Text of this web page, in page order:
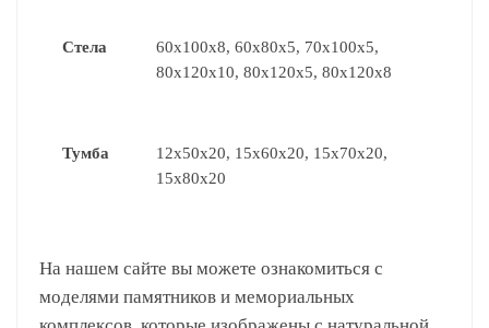
Стела
60x100x8, 60x80x5, 70x100x5,
80x120x10, 80x120x5, 80x120x8
Тумба
12x50x20, 15x60x20, 15x70x20,
15x80x20
На нашем сайте вы можете ознакомиться с
моделями памятников и мемориальных